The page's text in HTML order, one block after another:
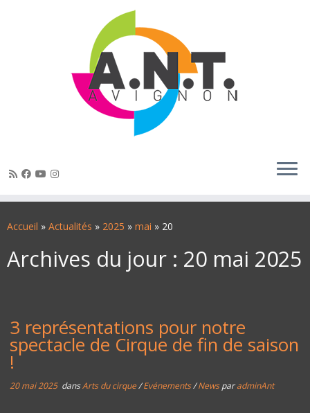
auAccueil » Actualités » 2025 » mai » 20
Archives du jour : 20 mai 2025
3 représentations pour notre
spectacle de Cirque de fin de saison
!
20 mai 2025dansArts du cirque/Evénements/NewsparadminAnt